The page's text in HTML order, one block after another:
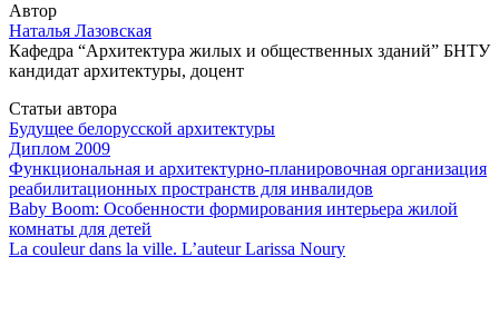
Автор
Наталья Лазовская
Кафедра “Архитектура жилых и общественных зданий” БНТУ
кандидат архитектуры, доцент
Статьи автора
Будущее белорусской архитектуры
Диплом 2009
Функциональная и архитектурно-планировочная организация
реабилитационных пространств для инвалидов
Baby Boom: Особенности формирования интерьера жилой
комнаты для детей
La couleur dans la ville. L’auteur Larissa Noury